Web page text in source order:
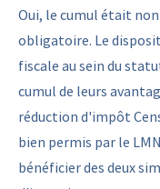
Oui, le cumul était
obligatoire. Le
fiscale au sein du
cumul de leurs
réduction d'impôt
bien permis par le
bénéficier des deux